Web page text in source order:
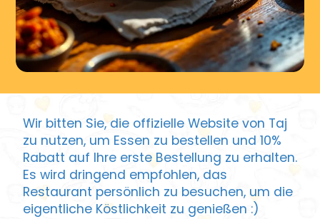
Wir bitten Sie, die offizielle Website von Taj
zu nutzen, um Essen zu bestellen und 10%
Rabatt auf Ihre erste Bestellung zu erhalten.
Es wird dringend empfohlen, das
Restaurant persönlich zu besuchen, um die
eigentliche Köstlichkeit zu genießen :)